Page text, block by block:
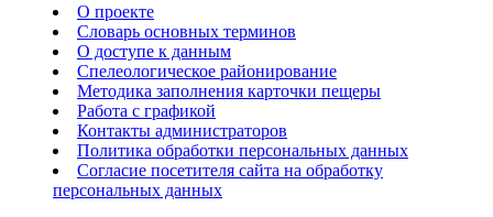
О проекте
Словарь основных терминов
О доступе к данным
Спелеологическое районирование
Методика заполнения карточки пещеры
Работа с графикой
Контакты администраторов
Политика обработки персональных данных
Согласие посетителя сайта на обработку
персональных данных